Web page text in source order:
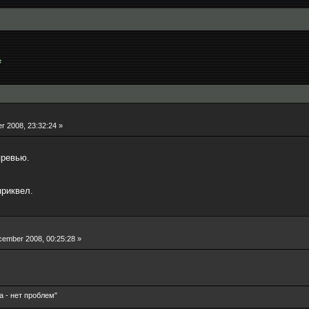
2008, 23:32:24 »
2008, 00:25:28 »
- нет проблем"